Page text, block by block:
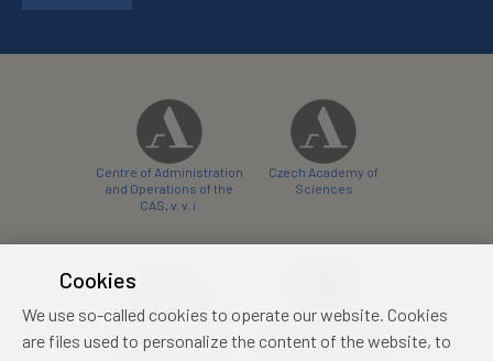
Centre of Administration
and Operations of the
CAS, v. v. i.
Czech Academy of
Sciences
conference centre
konferenční centrum
Cookies
We use so-called cookies to operate our website. Cookies
are files used to personalize the content of the website, to